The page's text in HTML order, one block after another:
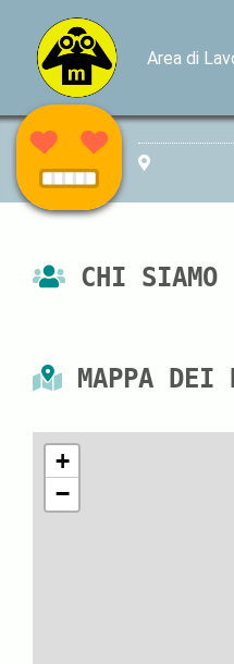
Area di
CHI SIAMO
MAPPA DEI
+
−